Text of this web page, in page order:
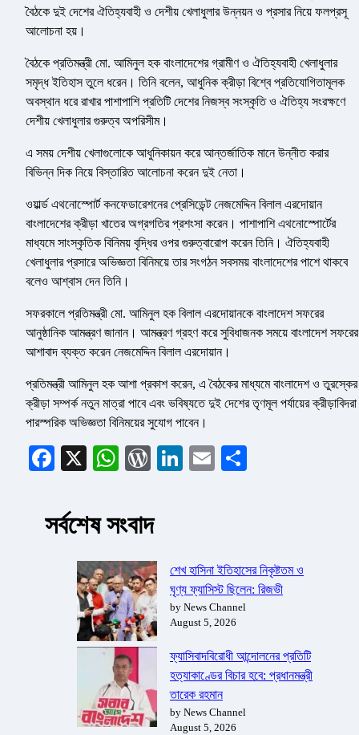
বৈঠকে দুই দেশের ঐতিহ্যবাহী ও দেশীয় খেলাধুলার উন্নয়ন ও প্রসার নিয়ে ফলপ্রসূ
আলোচনা হয়।
বৈঠকে প্রতিমন্ত্রী মো. আমিনুল হক বাংলাদেশের গ্রামীণ ও ঐতিহ্যবাহী খেলাধুলার
সমৃদ্ধ ইতিহাস তুলে ধরেন। তিনি বলেন, আধুনিক ক্রীড়া বিশ্বে প্রতিযোগিতামূলক
অবস্থান ধরে রাখার পাশাপাশি প্রতিটি দেশের নিজস্ব সংস্কৃতি ও ঐতিহ্য সংরক্ষণে
দেশীয় খেলাধুলার গুরুত্ব অপরিসীম।
এ সময় দেশীয় খেলাগুলোকে আধুনিকায়ন করে আন্তর্জাতিক মানে উন্নীত করার
বিভিন্ন দিক নিয়ে বিস্তারিত আলোচনা করেন দুই নেতা।
ওয়ার্ল্ড এথনোস্পোর্ট কনফেডারেশনের প্রেসিডেন্ট নেজমেদ্দিন বিলাল এরদোয়ান
বাংলাদেশের ক্রীড়া খাতের অগ্রগতির প্রশংসা করেন। পাশাপাশি এথনোস্পোর্টের
মাধ্যমে সাংস্কৃতিক বিনিময় বৃদ্ধির ওপর গুরুত্বারোপ করেন তিনি। ঐতিহ্যবাহী
খেলাধুলার প্রসারে অভিজ্ঞতা বিনিময়ে তার সংগঠন সবসময় বাংলাদেশের পাশে থাকবে
বলেও আশ্বাস দেন তিনি।
সফরকালে প্রতিমন্ত্রী মো. আমিনুল হক বিলাল এরদোয়ানকে বাংলাদেশ সফরের
আনুষ্ঠানিক আমন্ত্রণ জানান। আমন্ত্রণ গ্রহণ করে সুবিধাজনক সময়ে বাংলাদেশ সফরের
আশাবাদ ব্যক্ত করেন নেজমেদ্দিন বিলাল এরদোয়ান।
প্রতিমন্ত্রী আমিনুল হক আশা প্রকাশ করেন, এ বৈঠকের মাধ্যমে বাংলাদেশ ও তুরস্কের
ক্রীড়া সম্পর্ক নতুন মাত্রা পাবে এবং ভবিষ্যতে দুই দেশের তৃণমূল পর্যায়ের ক্রীড়াবিদরা
পারস্পরিক অভিজ্ঞতা বিনিময়ের সুযোগ পাবেন।
Facebook
X WhatsApp
WordPress
LinkedIn
Email
সর্বশেষ সংবাদ
শেখ হাসিনা ইতিহাসের নিকৃষ্টতম ও
ঘৃণ্য ফ্যাসিস্ট ছিলেন: রিজভী
by News Channel
August 5, 2026
ফ্যাসিবাদবিরোধী আন্দোলনের প্রতিটি
হত্যাকাণ্ডের বিচার হবে: প্রধানমন্ত্রী
তারেক রহমান
by News Channel
August 5, 2026